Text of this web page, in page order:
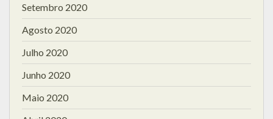
Setembro 2020
Agosto 2020
Julho 2020
Junho 2020
Maio 2020